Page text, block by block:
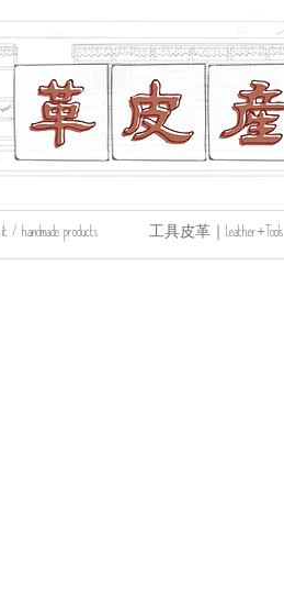
products 工具皮革｜Leather+Tools